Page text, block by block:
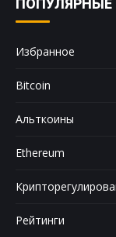
Избранное
Bitcoin
Альткоины
Ethereum
Рейтинги